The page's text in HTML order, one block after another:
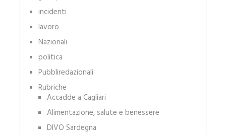
incidenti
lavoro
Nazionali
politica
Pubbliredazionali
Rubriche
Accadde a Cagliari
Alimentazione, salute e benessere
DIVO Sardegna